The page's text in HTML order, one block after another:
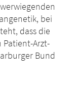
bei
dass die
Arzt-
Bund